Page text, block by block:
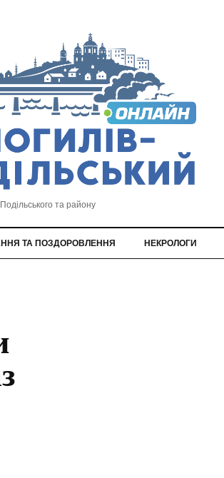
та району
ТА ПОЗДОРОВЛЕННЯ НЕКРОЛОГИ